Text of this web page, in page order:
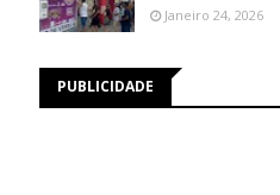
Janeiro 24, 2026
PUBLICIDADE